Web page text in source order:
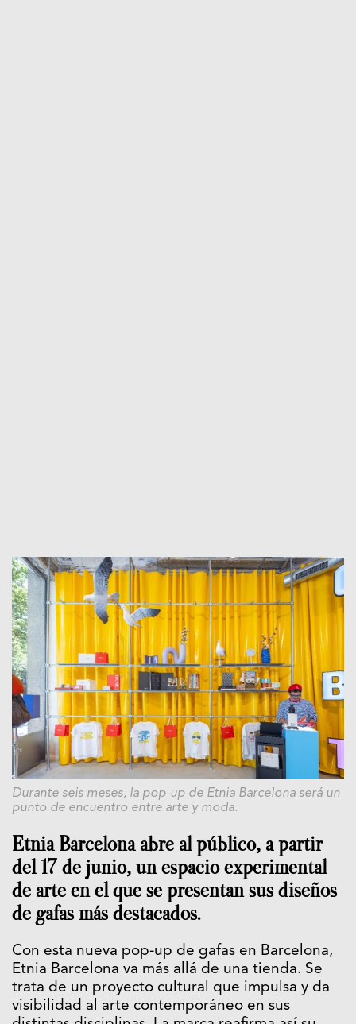
Durante seis meses, la pop-up de Etnia Barcelona será un
punto de encuentro entre arte y moda.
Etnia Barcelonaabre al público, a partir
del 17 de junio, un espacio experimental
de arte en el que se presentan sus diseños
de gafas más destacados.
Con esta nueva pop-up de gafas en Barcelona,
Etnia Barcelona va más allá de una tienda. Se
trata de un proyecto cultural que impulsa y da
visibilidad al arte contemporáneo en sus